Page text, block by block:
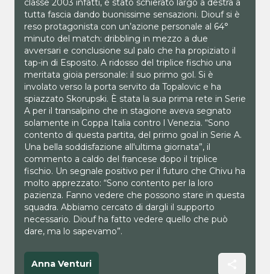
classe 2003 infatti, è stato schierato largo a destra a
tutta fascia dando buonissime sensazioni. Diouf si è
reso protagonista con un’azione personale al 64°
minuto del match: dribbling in mezzo a due
avversari e conclusione sul palo che ha propiziato il
tap-in di Esposito. A ridosso del triplice fischio una
meritata gioia personale: il suo primo gol. Si è
involato verso la porta servito da Topalovic e ha
spiazzato Skorupski. È stata la sua prima rete in Serie
A per il transalpino che in stagione aveva segnato
solamente in Coppa Italia contro l Venezia. “Sono
contento di questa partita, del primo goal in Serie A.
Una bella soddisfazione all'ultima giornata”, il
commento a caldo del francese dopo il triplice
fischio. Un segnale positivo per il futuro che Chivu ha
molto apprezzato: “Sono contento per la loro
pazienza. Fanno vedere che possono stare in questa
squadra. Abbiamo cercato di dargli il supporto
necessario. Diouf ha fatto vedere quello che può
dare, ma lo sapevamo”.
Anna Venturi